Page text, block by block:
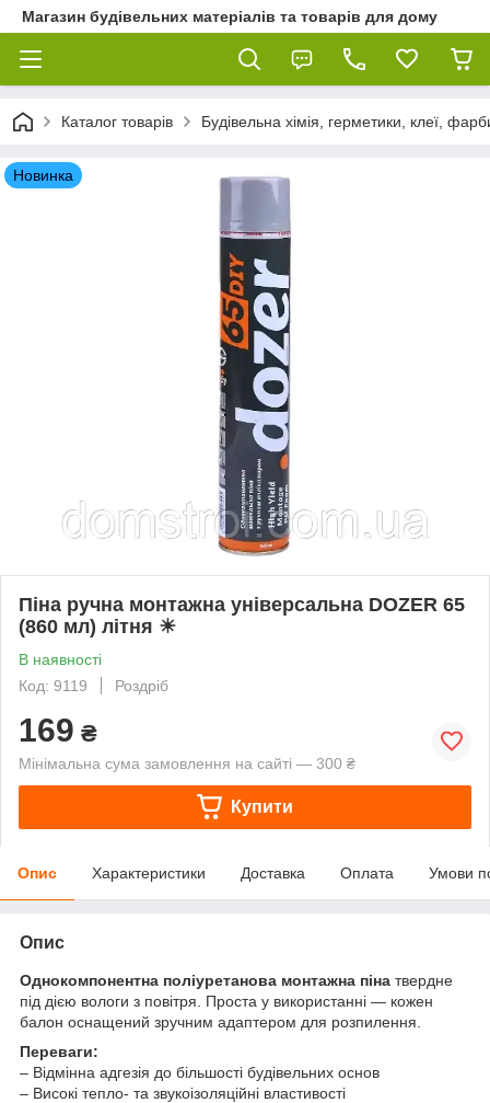
Магазин будівельних матеріалів та товарів для дому
Каталог товарів Будівельна хімія, герметики, клеї,
Новинка
Піна ручна монтажна універсальна DOZER 65
(860 мл) літня ☀
В наявності
Код: 9119
Роздріб
169 ₴
Мінімальна сума замовлення на сайті — 300 ₴
Купити
Опис Характеристики Доставка Оплата Умови
Опис
Однокомпонентна поліуретанова монтажна піна твердне
під дією вологи з повітря. Проста у використанні — кожен
балон оснащений зручним адаптером для розпилення.
Переваги:
– Відмінна адгезія до більшості будівельних основ
– Високі тепло- та звукоізоляційні властивості